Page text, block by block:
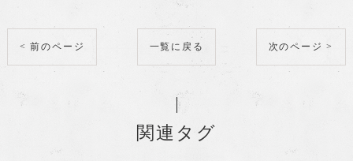
< 前のページ 一覧に戻る 次のページ >
関連タグ